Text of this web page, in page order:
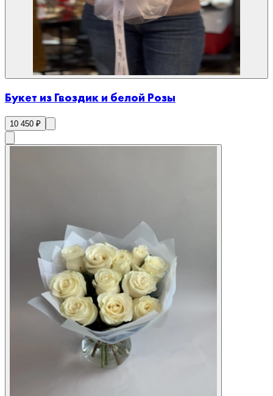
Букет из Гвоздик и белой Розы
10 450 ₽